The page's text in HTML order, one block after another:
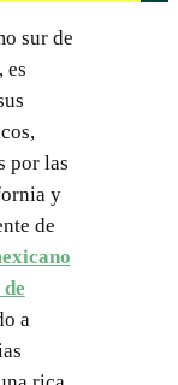
sur de
es
por las
y
de
a